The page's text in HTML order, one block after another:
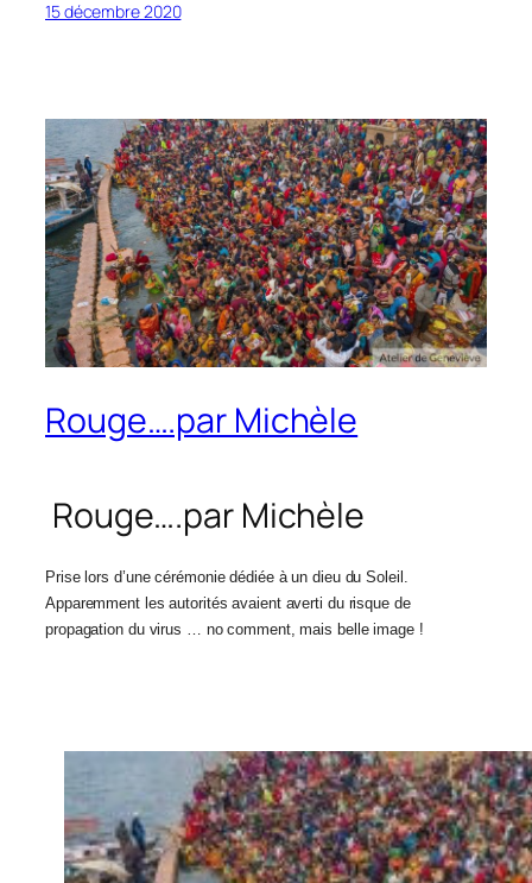
15 décembre 2020
Rouge….par Michèle
Rouge….par Michèle
Prise lors d’une cérémonie dédiée à un dieu du Soleil.
Apparemment les autorités avaient averti du risque de
propagation du virus … no comment, mais belle image !